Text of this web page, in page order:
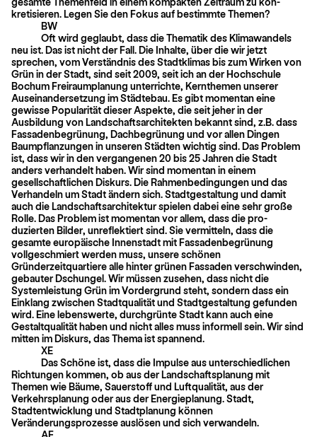
kretisieren. Legen Sie den Fokus auf bestimmte Themen?
BW
Oft wird geglaubt, dass die Thematik des Klimawandels
neu ist. Das ist nicht der Fall. Die Inhalte, über die wir jetzt
sprechen, vom Verständnis des Stadtklimas bis zum Wirken von
Grün in der Stadt, sind seit 2009, seit ich an der Hochschule
Bochum Freiraumplanung unterrichte, Kernthemen unserer
Auseinandersetzung im Städtebau. Es gibt momentan eine
gewisse Popularität dieser Aspekte, die seit jeher in der
Ausbildung von Landschaftsarchitekten bekannt sind, z.B. dass
Fas­sadenbegrünung, Dachbegrünung und vor allen Dingen
Baumpflanzungen in unse­ren Städten wichtig sind. Das Problem
ist, dass wir in den vergangenen 20 bis 25 Jahren die Stadt
anders verhandelt haben. Wir sind momentan in einem
gesellschaftlichen Diskurs. Die Rahmenbedingungen und das
Verhandeln um Stadt ändern sich. Stadtgestaltung und damit
auch die Landschaftsarchitektur spielen dabei eine sehr große
Rolle. Das Problem ist momentan vor allem, dass die pro­
duzierten Bilder, unreflektiert sind. Sie vermitteln, dass die
gesamte europäische Innenstadt mit Fassadenbegrünung
vollgeschmiert werden muss, unsere schönen
Gründerzeitquartiere alle hinter grünen Fassaden verschwinden,
gebauter Dschungel. Wir müssen zusehen, dass nicht die
Systemleistung Grün im Vordergrund steht, sondern dass ein
Einklang zwischen Stadtqualität und Stadtgestaltung gefunden
wird. Eine lebenswerte, durchgrünte Stadt kann auch eine
Gestaltqua­lität haben und nicht alles muss informell sein. Wir sind
mitten im Diskurs, das Thema ist spannend.
XE
Das Schöne ist, dass die Impulse aus unterschiedlichen
Richtungen kommen, ob aus der Landschaftsplanung mit
Themen wie Bäume, Sauerstoff und Luftqualität, aus der
Verkehrsplanung oder aus der Energieplanung. Stadt,
Stadtentwicklung und Stadtplanung können
Veränderungsprozesse auslösen und sich verwandeln.